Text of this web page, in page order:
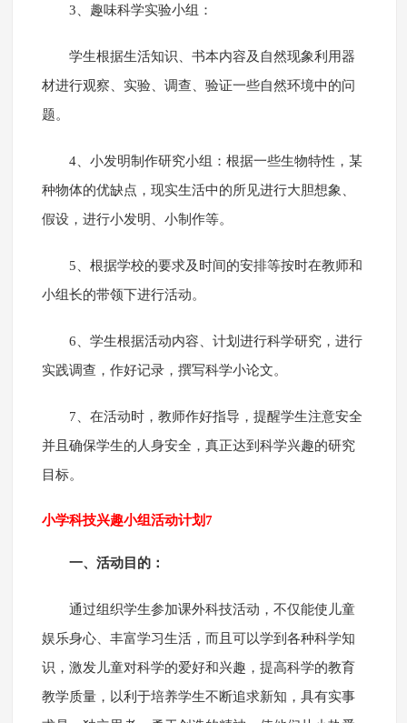
3、趣味科学实验小组：
学生根据生活知识、书本内容及自然现象利用器
材进行观察、实验、调查、验证一些自然环境中的问
题。
4、小发明制作研究小组：根据一些生物特性，某
种物体的优缺点，现实生活中的所见进行大胆想象、
假设，进行小发明、小制作等。
5、根据学校的要求及时间的安排等按时在教师和
小组长的带领下进行活动。
6、学生根据活动内容、计划进行科学研究，进行
实践调查，作好记录，撰写科学小论文。
7、在活动时，教师作好指导，提醒学生注意安全
并且确保学生的人身安全，真正达到科学兴趣的研究
目标。
小学科技兴趣小组活动计划7
一、活动目的：
通过组织学生参加课外科技活动，不仅能使儿童
娱乐身心、丰富学习生活，而且可以学到各种科学知
识，激发儿童对科学的爱好和兴趣，提高科学的教育
教学质量，以利于培养学生不断追求新知，具有实事